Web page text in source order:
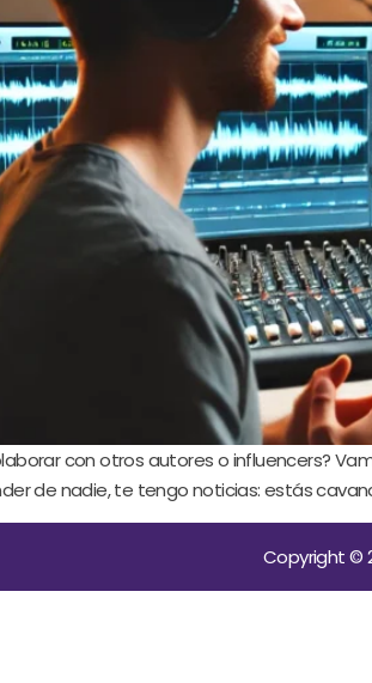
con otros autores o influencers?
de nadie, te tengo noticias: estás
Copyright ©